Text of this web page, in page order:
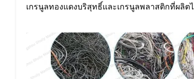
เกรนูลทองแดงบริสุทธิ์และเกรนูลพลาสติกที่ผลิต